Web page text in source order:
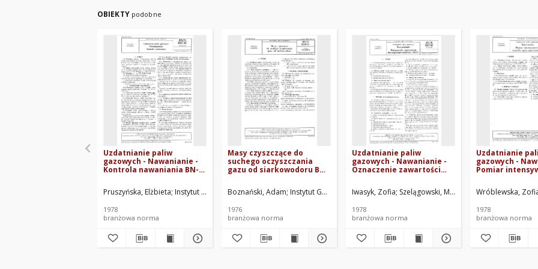
OBIEKTY podobne
Uzdatnianie paliw
gazowych - Nawanianie -
Kontrola nawaniania BN-
Pruszyńska, Elżbieta Instytut Górnictwa Naftowego i Gazownictwa. Oprac.
1978
branżowa norma
Masy czyszczące do
suchego oczyszczania
gazu od siarkowodoru BN-
Boznański, Adam Instytut Górnictwa Naftowego i Gazownictwa. Oprac.
1976
branżowa norma
Uzdatnianie paliw
gazowych - Nawanianie -
Oznaczenie zawartości
BN-78/0547-01 Arkusz 06
Iwasyk, Zofia Szelągowski, Michał Instytut Górnictwa
1978
branżowa norma
Uzdatnianie
gazowych -
Pomiar
nawonionego
01 Arkusz 05
Wróblewska,
1978
branżowa norma